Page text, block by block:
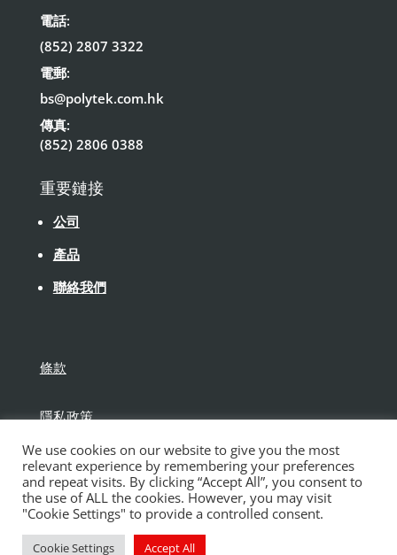
電話:
(852) 2807 3322
電郵:
bs@polytek.com.hk
傳真:
(852) 2806 0388
重要鏈接
公司
產品
聯絡我們
條款
隱私政策
免責聲明
We use cookies on our website to give you the most
relevant experience by remembering your preferences
and repeat visits. By clicking “Accept All”, you consent to
the use of ALL the cookies. However, you may visit
"Cookie Settings" to provide a controlled consent.
Cookie Settings Accept All